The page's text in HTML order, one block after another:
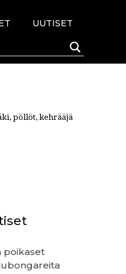
UUTISET
pöllöt, kehrääjä
poikaset